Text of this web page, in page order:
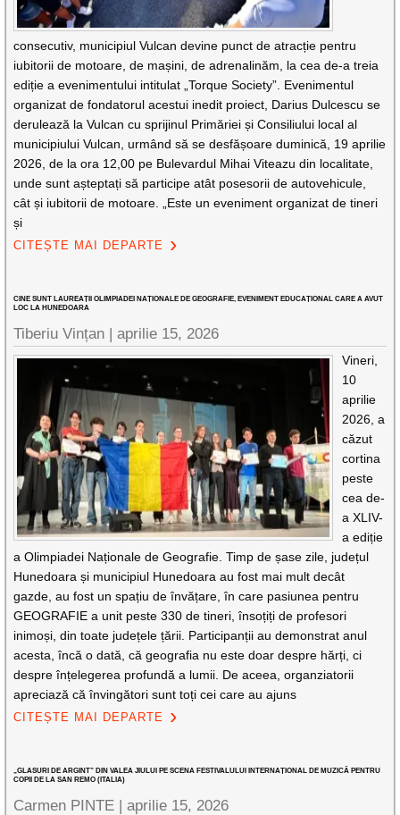
consecutiv, municipiul Vulcan devine punct de atracție pentru
iubitorii de motoare, de mașini, de adrenalinăm, la cea de-a treia
ediție a evenimentului intitulat „Torque Society”. Evenimentul
organizat de fondatorul acestui inedit proiect, Darius Dulcescu se
derulează la Vulcan cu sprijinul Primăriei și Consiliului local al
municipiului Vulcan, urmând să se desfășoare duminică, 19 aprilie
2026, de la ora 12,00 pe Bulevardul Mihai Viteazu din localitate,
unde sunt așteptați să participe atât posesorii de autovehicule,
cât și iubitorii de motoare. „Este un eveniment organizat de tineri
și
CITEȘTE MAI DEPARTE
CINE SUNT LAUREAȚII OLIMPIADEI NAȚIONALE DE GEOGRAFIE, EVENIMENT EDUCAȚIONAL CARE A AVUT
LOC LA HUNEDOARA
Tiberiu Vințan |aprilie 15, 2026
Vineri,
10
aprilie
2026, a
căzut
cortina
peste
cea de-
a XLIV-
a ediție
a Olimpiadei Naționale de Geografie. Timp de șase zile, județul
Hunedoara și municipiul Hunedoara au fost mai mult decât
gazde, au fost un spațiu de învățare, în care pasiunea pentru
GEOGRAFIE a unit peste 330 de tineri, însoțiți de profesori
inimoși, din toate județele țării. Participanții au demonstrat anul
acesta, încă o dată, că geografia nu este doar despre hărți, ci
despre înțelegerea profundă a lumii. De aceea, organziatorii
apreciază că învingători sunt toți cei care au ajuns
CITEȘTE MAI DEPARTE
„GLASURI DE ARGINT” DIN VALEA JIULUI PE SCENA FESTIVALULUI INTERNAȚIONAL DE MUZICĂ PENTRU
COPII DE LA SAN REMO (ITALIA)
Carmen PINTE |aprilie 15, 2026